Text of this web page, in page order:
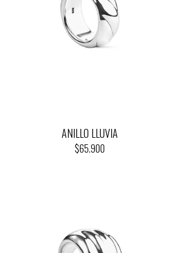
ANILLO LLUVIA
$65.900